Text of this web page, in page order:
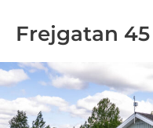
Frejgatan 45